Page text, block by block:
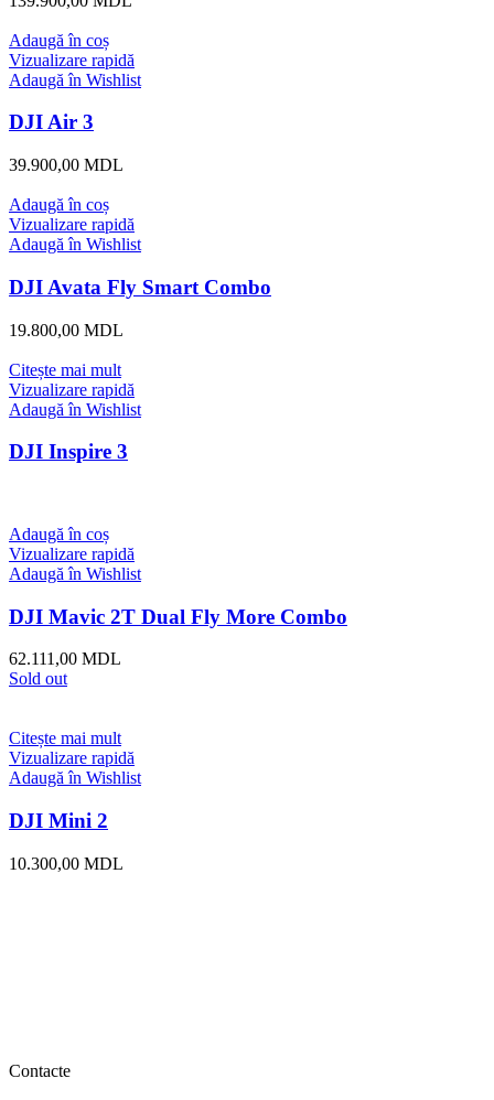
Adaugă în coș
Vizualizare rapidă
Adaugă în Wishlist
DJI Air 3
39.900,00 MDL
Adaugă în coș
Vizualizare rapidă
Adaugă în Wishlist
DJI Avata Fly Smart Combo
19.800,00 MDL
Citește mai mult
Vizualizare rapidă
Adaugă în Wishlist
DJI Inspire 3
Adaugă în coș
Vizualizare rapidă
Adaugă în Wishlist
DJI Mavic 2T Dual Fly More Combo
62.111,00 MDL
Sold out
Citește mai mult
Vizualizare rapidă
Adaugă în Wishlist
DJI Mini 2
10.300,00 MDL
Contacte